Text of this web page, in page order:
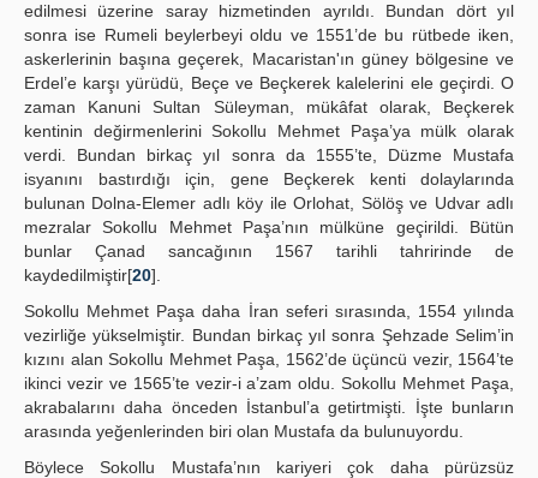
edilmesi üzerine saray hizmetinden ayrıldı. Bundan dört yıl
sonra ise Rumeli beylerbeyi oldu ve 1551’de bu rütbede iken,
askerlerinin başına geçerek, Macaristan'ın güney bölgesine ve
Erdel’e karşı yürüdü, Beçe ve Beçkerek kalelerini ele geçirdi. O
zaman Kanuni Sultan Süleyman, mükâfat olarak, Beçkerek
kentinin değirmenlerini Sokollu Mehmet Paşa’ya mülk olarak
verdi. Bundan birkaç yıl sonra da 1555’te, Düzme Mustafa
isyanını bastırdığı için, gene Beçkerek kenti dolaylarında
bulunan Dolna-Elemer adlı köy ile Orlohat, Sölöş ve Udvar adlı
mezralar Sokollu Mehmet Paşa’nın mülküne geçirildi. Bütün
bunlar Çanad sancağının 1567 tarihli tahririnde de
kaydedilmiştir[20].
Sokollu Mehmet Paşa daha İran seferi sırasında, 1554 yılında
vezirliğe yükselmiştir. Bundan birkaç yıl sonra Şehzade Selim’in
kızını alan Sokollu Mehmet Paşa, 1562’de üçüncü vezir, 1564’te
ikinci vezir ve 1565’te vezir-i a’zam oldu. Sokollu Mehmet Paşa,
akrabalarını daha önceden İstanbul’a getirtmişti. İşte bunların
arasında yeğenlerinden biri olan Mustafa da bulunuyordu.
Böylece Sokollu Mustafa’nın kariyeri çok daha pürüzsüz